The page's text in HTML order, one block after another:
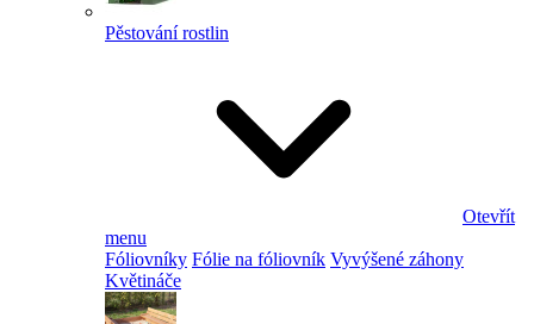
Pěstování rostlin
Otevřít
menu
Fóliovníky Fólie na fóliovník Vyvýšené záhony
Květináče